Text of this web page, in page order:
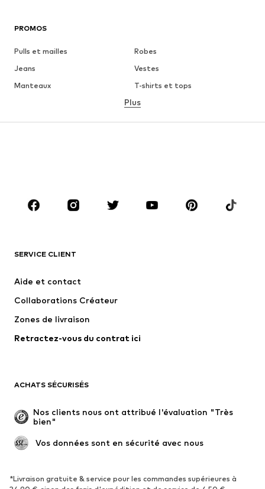
PROMOS
Pulls et mailles
Robes
Jeans
Vestes
Manteaux
T-shirts et tops
Lingerie
Jupes
Blouses et tuniques
Accessoires
Premium
Nouveautés
Lingerie
Manteaux
Jupes
Occasions spéciales
Exclusif
Remise à neuf
Nouveautés Tendance
Plus
SERVICE CLIENT
Aide et contact
Collaborations Créateur
Zones de livraison
Retractez-vous du contrat ici
ACHATS SÉCURISÉS
Nos clients nous ont attribué l'évaluation "Très
bien"
Vos données sont en sécurité avec nous
*Livraison gratuite & service pour les commandes supérieures à